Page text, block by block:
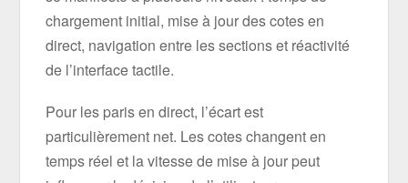
chargement initial, mise à jour des cotes en
direct, navigation entre les sections et réactivité
de l’interface tactile.
Pour les paris en direct, l’écart est
particulièrement net. Les cotes changent en
temps réel et la vitesse de mise à jour peut